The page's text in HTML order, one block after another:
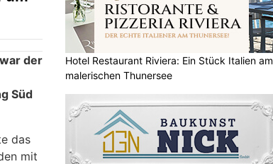
ins
Hotel Restaurant Riviera: Ein Stück Italien am
malerischen Thunersee